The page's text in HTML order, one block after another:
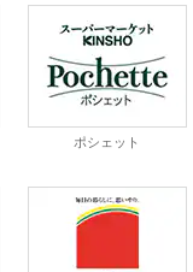
ポシェット